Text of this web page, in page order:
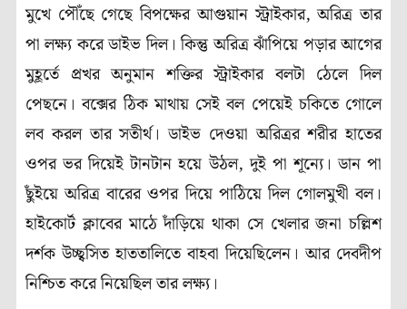
মুখে পৌঁছে গেছে বিপক্ষের আগুয়ান স্ট্রাইকার, অরিত্র তার
পা লক্ষ্য করে ডাইভ দিল। কিন্তু অরিত্র ঝাঁপিয়ে পড়ার আগের
মুহূর্তে প্রখর অনুমান শক্তির স্ট্রাইকার বলটা ঠেলে দিল
পেছনে। বক্সের ঠিক মাথায় সেই বল পেয়েই চকিতে গোলে
লব করল তার সতীর্থ। ডাইভ দেওয়া অরিত্রর শরীর হাতের
ওপর ভর দিয়েই টানটান হয়ে উঠল, দুই পা শূন্যে। ডান পা
ছুঁইয়ে অরিত্র বারের ওপর দিয়ে পাঠিয়ে দিল গোলমুখী বল।
হাইকোর্ট ক্লাবের মাঠে দাঁড়িয়ে থাকা সে খেলার জনা চল্লিশ
দর্শক উচ্ছ্বসিত হাততালিতে বাহবা দিয়েছিলেন। আর দেবদীপ
নিশ্চিত করে নিয়েছিল তার লক্ষ্য।